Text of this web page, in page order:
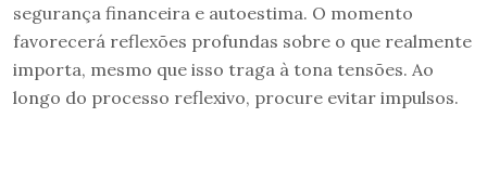
segurança financeira e autoestima. O momento
favorecerá reflexões profundas sobre o que realmente
importa, mesmo que isso traga à tona tensões. Ao
longo do processo reflexivo, procure evitar impulsos.